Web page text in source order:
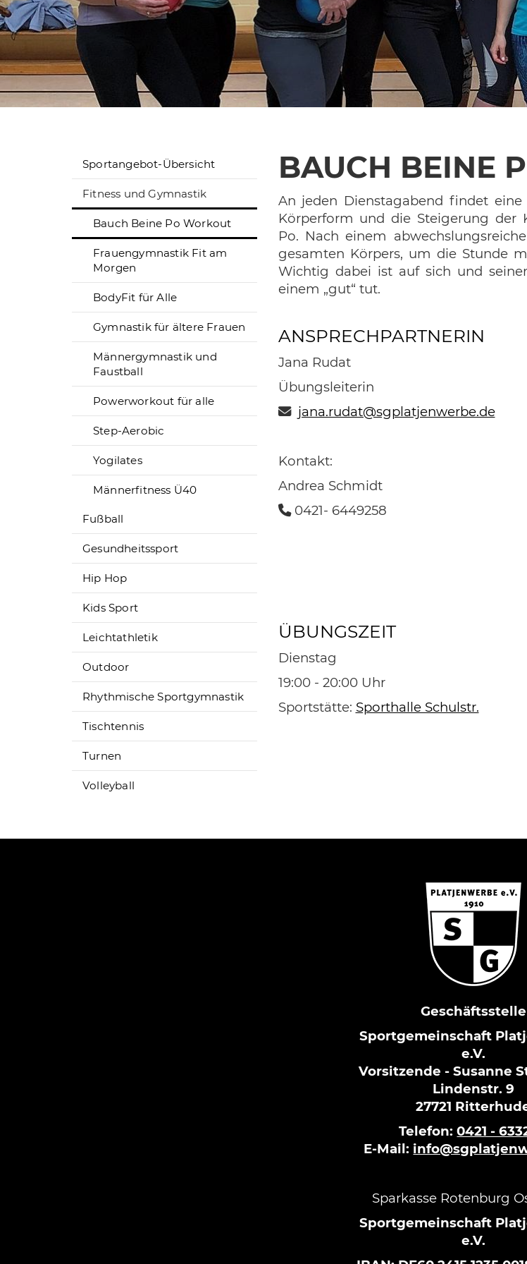
BAUCH BEINE
An jeden Dienstagabend findet
Körperform und die Steigerung der
Po. Nach einem
gesamten Körpers, um die Stunde
Wichtig dabei ist auf sich und
einem „gut“ tut.
ANSPRECHPARTNERIN
Jana Rudat
Übungsleiterin
jana.rudat@sgplatjenwerbe.de
Kontakt:
Andrea Schmidt
0421- 6449258
ÜBUNGSZEIT
Dienstag
19:00 - 20:00 Uhr
Sportstätte: Sporthalle Schulstr.
Sportangebot-Übersicht
Fitness und Gymnastik
Bauch Beine Po Workout
Frauengymnastik Fit am
Morgen
BodyFit für Alle
Gymnastik für ältere Frauen
Männergymnastik und
Faustball
Powerworkout für alle
Step-Aerobic
Yogilates
Männerfitness Ü40
Fußball
Gesundheitssport
Hip Hop
Kids Sport
Leichtathletik
Outdoor
Rhythmische Sportgymnastik
Tischtennis
Turnen
Volleyball
Geschäftsstelle
Sportgemeinschaft
e.V.
Vorsitzende - Susanne
Lindenstr. 9
27721
Telefon:0421 -
E-Mail:
Sparkasse Rotenburg
Sportgemeinschaft
e.V.